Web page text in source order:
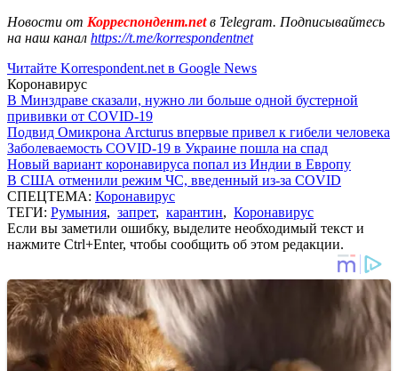
Новости от Корреспондент.netв Telegram. Подписывайтесь
на наш канал https://t.me/korrespondentnet
Читайте Korrespondent.net в Google News
Коронавирус
В Минздраве сказали, нужно ли больше одной бустерной
прививки от COVID-19
Подвид Омикрона Arcturus впервые привел к гибели человека
Заболеваемость COVID-19 в Украине пошла на спад
Новый вариант коронавируса попал из Индии в Европу
В США отменили режим ЧС, введенный из-за COVID
СПЕЦТЕМА: Коронавирус
ТЕГИ: Румыния, запрет, карантин, Коронавирус
Если вы заметили ошибку, выделите необходимый текст и
нажмите Ctrl+Enter, чтобы сообщить об этом редакции.